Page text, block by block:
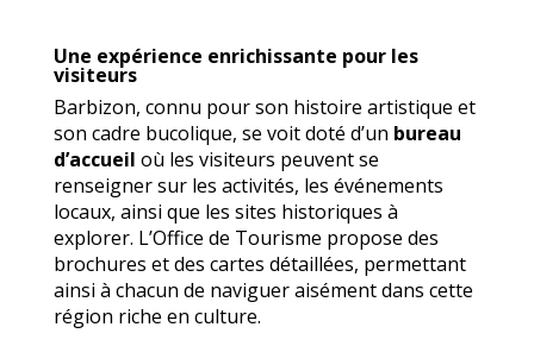
Une expérience enrichissante pour les
visiteurs
Barbizon, connu pour son histoire artistique et
son cadre bucolique, se voit doté d’un bureau
d’accueil où les visiteurs peuvent se
renseigner sur les activités, les événements
locaux, ainsi que les sites historiques à
explorer. L’Office de Tourisme propose des
brochures et des cartes détaillées, permettant
ainsi à chacun de naviguer aisément dans cette
région riche en culture.